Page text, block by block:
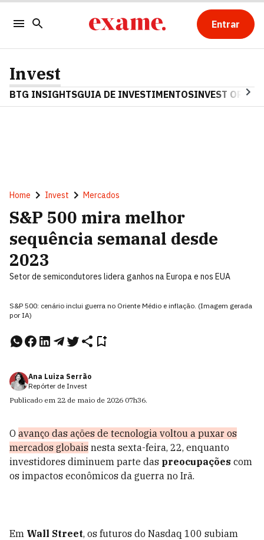
Entrar
Invest
BTG INSIGHTSGUIA DE INVESTIMENTOSINVEST OPINA
Home Invest Mercados
S&P 500 mira melhor
sequência semanal desde
2023
Setor de semicondutores lidera ganhos na Europa e nos EUA
S&P 500: cenário inclui guerra no Oriente Médio e inflação. (Imagem gerada
por IA)
Ana Luiza Serrão
Repórter de Invest
Publicado em 22 de maio de 2026 07h36.
O avanço das ações de tecnologia voltou a puxar os
mercados globais nesta sexta-feira, 22, enquanto
investidores diminuem parte das preocupações com
os impactos econômicos da guerra no Irã.
Em Wall Street, os futuros do Nasdaq 100 subiam